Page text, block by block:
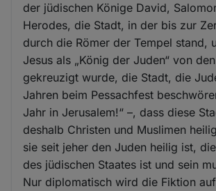
der jüdischen Könige David,
Herodes, die Stadt, in der bis zur
durch die Römer der Tempel stand,
Jesus als „König der Juden“ von
gekreuzigt wurde, die Stadt, die
Jahren beim Pessachfest
Jahr in Jerusalem!“ –, dass diese
deshalb Christen und Muslimen
sie seit jeher den Juden heilig ist,
des jüdischen Staates ist und sein
Nur diplomatisch wird die Fiktion